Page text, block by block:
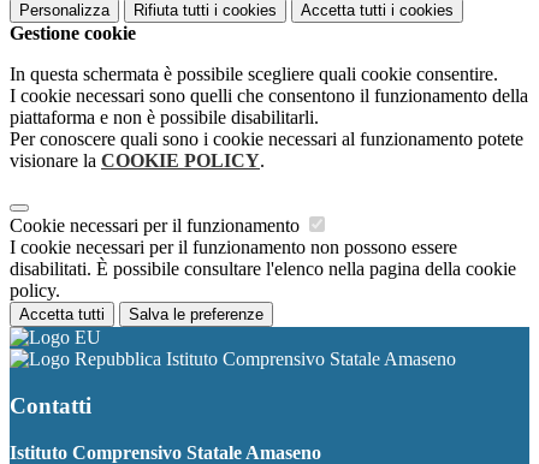
Personalizza Rifiuta tutti i cookies Accetta tutti i cookies
Gestione cookie
In questa schermata è possibile scegliere quali cookie consentire.
I cookie necessari sono quelli che consentono il funzionamento della
piattaforma e non è possibile disabilitarli.
Per conoscere quali sono i cookie necessari al funzionamento potete
visionare la COOKIE POLICY.
Cookie necessari per il funzionamento
I cookie necessari per il funzionamento non possono essere
disabilitati. È possibile consultare l'elenco nella pagina della cookie
policy.
Accetta tutti Salva le preferenze
Istituto Comprensivo Statale Amaseno
Contatti
Istituto Comprensivo Statale Amaseno